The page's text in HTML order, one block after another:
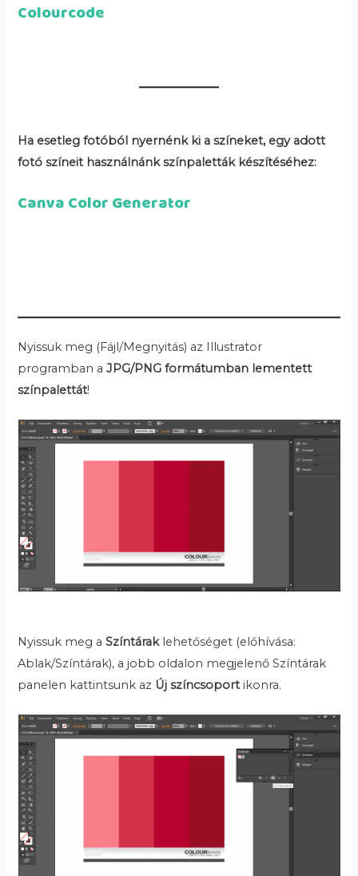
Colourcode
Ha esetleg fotóból nyernénk ki a színeket, egy adott
fotó színeit használnánk színpaletták készítéséhez:
Canva Color Generator
Nyissuk meg (Fájl/Megnyitás) az Illustrator
programban aJPG/PNG formátumban lementett
színpalettát!
Nyissuk meg aSzíntáraklehetőséget (előhívása:
Ablak/Színtárak), a jobb oldalon megjelenő Színtárak
panelen kattintsunk az Új színcsoportikonra.